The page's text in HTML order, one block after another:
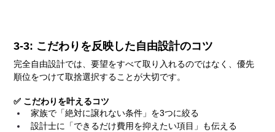
3-3: こだわりを反映した自由設計のコツ
完全自由設計では、要望をすべて取り入れるのではなく、優先
順位をつけて取捨選択することが大切です。
✅ こだわりを叶えるコツ
家族で「絶対に譲れない条件」を3つに絞る
設計士に「できるだけ費用を抑えたい項目」も伝える